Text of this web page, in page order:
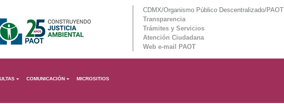
CDMX/Organismo Público Descentralizado/PAOT
Transparencia
Trámites y Servicios
Atención Ciudadana
Web e-mail PAOT
COMUNICACIÓN MICROSITIOS